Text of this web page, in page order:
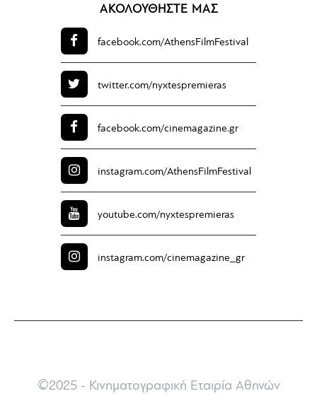
ΑΚΟΛΟΥΘΗΣΤΕ ΜΑΣ
facebook.com/AthensFilmFestival
twitter.com/nyxtespremieras
facebook.com/cinemagazine.gr
instagram.com/AthensFilmFestival
youtube.com/nyxtespremieras
instagram.com/cinemagazine_gr
©2025 - Κινηματογραφική Εταιρία Αθηνών